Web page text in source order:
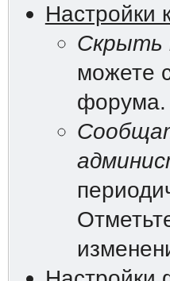
Настройки
Скрыть
можете
форума.